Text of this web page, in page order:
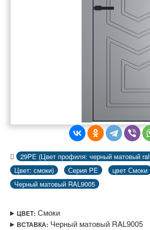
29PE (Цвет профиля: черный матовый
Цвет: смоки)
Серия PE
цвет Смоки
Черный матовый RAL9005
ЦВЕТ: Смоки
ВСТАВКА: Черный матовый RAL9005